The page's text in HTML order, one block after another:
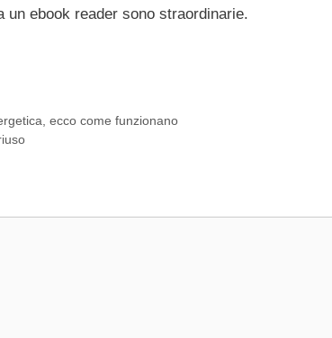
ebook reader sono straordinarie.
ecco come funzionano